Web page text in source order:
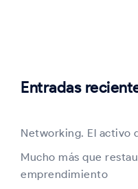
Entradas
Networking. El activo
Mucho más que
emprendimiento